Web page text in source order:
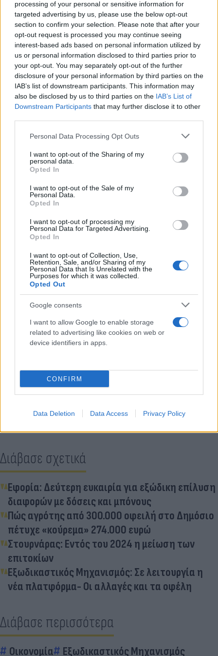
processing of your personal or sensitive information for
targeted advertising by us, please use the below opt-out
section to confirm your selection. Please note that after your
opt-out request is processed you may continue seeing
interest-based ads based on personal information utilized by
us or personal information disclosed to third parties prior to
your opt-out. You may separately opt-out of the further
disclosure of your personal information by third parties on the
IAB’s list of downstream participants. This information may
also be disclosed by us to third parties on the IAB’s List of
Downstream Participants that may further disclose it to other
Please note that this website/app uses one or more Google
not limited to your visit or usage behaviour. You may click to
grant or deny consent to Google and its third-party tags to
use your data for below specified purposes in below Google
consent section.
Personal Data Processing Opt Outs
I want to opt-out of the Sharing of my
personal data.
Opted In
I want to opt-out of the Sale of my
Personal Data.
Opted In
I want to opt-out of processing my
Personal Data for Targeted Advertising.
Opted In
I want to opt-out of Collection, Use,
Retention, Sale, and/or Sharing of my
Personal Data that Is Unrelated with the
Purposes for which it was collected.
Opted Out
Google consents
I want to allow Google to enable storage
related to advertising like cookies on web or
device identifiers in apps.
CONFIRM
Data Deletion Data Access Privacy Policy
Σημειώνεται ότι μέσω του εξωδικαστικού έως τον
Δεκέμβριο του 2023 πραγματοποιήθηκαν 12.025
επιτυχείς ρυθμίσεις οφειλών, συνολικού ύψους
4,36 δισ. ευρώ με μέση διάρκεια αποπληρωμής 17
χρόνια για τις οφειλές προς το Δημόσιο και 18
χρόνια προς τις τράπεζες – χρηματοδοτικούς
φορείς. Το μέσο κούρεμα οφειλών είναι 17,13% για
το Δημόσιο και 27% για τις τράπεζες -
χρηματοδοτικούς φορείς.
Σύμφωνα με τις προβλέψεις του ίδιου νόμου
ενεργοποίηση της ειδικής ψηφιακής πλατφόρμας
ενημέρωσης των δανειοληπτών από τους servicers.
Συγκεκριμένα, οι servicers υποχρεώνονται να
παρέχουν, μέσω ψηφιακής πλατφόρμας,
τους οφειλέτες, για το ύψος της οφειλής, το
ιστορικό των πληρωμών, τις δόσεις, το επιτόκιο
της ρύθμισης κ.λπ. Ο οφειλέτης θα μπορεί να
βλέπει τα στοιχεία αυτά εισερχόμενος με χρήση
του κωδικού του σε ειδική εφαρμογή στις
ιστοσελίδες των servicers (κατ’ αναλογία με το web
banking των τραπεζών). Οι ποινές για τους
παραβάτες περιλαμβάνουν πρόστιμα έως 500.000
ευρώ, υποχρέωση διόρθωσης της παράβασης,
μέχρι και ανάκληση της άδειας λειτουργίας.
Κάνε κλικ και δες περισσότερο
Flash.grστην αναζήτηση τηςGoogle
Διάβασε σχετικά
Εφορία: Δεύτερη ευκαιρία για εξώδικη επίλυση
διαφορών με δόσεις και μπόνους
Πώς αγρότης από 300.000 οφειλή στο Δημόσιο
πέτυχε «κούρεμα» 274.000 ευρώ
Στουρνάρας: Εντός του 2024 η μείωση των
επιτοκίων
Εξωδικαστικός Μηχανισμός: Σε λειτουργία η
νέα πλατφόρμα- Οι αλλαγές και τα οφέλη
Διάβασε περισσότερα
Οικονομία Εξωδικαστικός Μηχανισμός